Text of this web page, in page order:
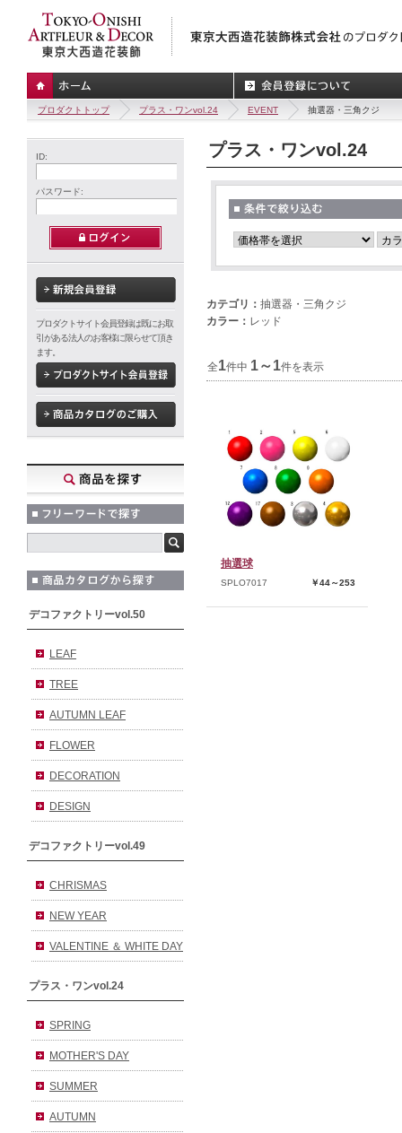
プロダクトトップ プラス・ワンvol.24 EVENT 抽選器・三角クジ
ID:
パスワード:
プロダクトサイト会員登録は既にお取
引がある法人のお客様に限らせて頂き
ます。
デコファクトリーvol.50
LEAF
TREE
AUTUMN LEAF
FLOWER
DECORATION
DESIGN
デコファクトリーvol.49
CHRISMAS
NEW YEAR
VALENTINE ＆ WHITE DAY
プラス・ワンvol.24
SPRING
MOTHER'S DAY
SUMMER
AUTUMN
プラス・ワンvol.24
カテゴリ： 抽選器・三角クジ
カラー： レッド
全1件中 1～1件を表示
抽選球
SPLO7017 ￥44～253